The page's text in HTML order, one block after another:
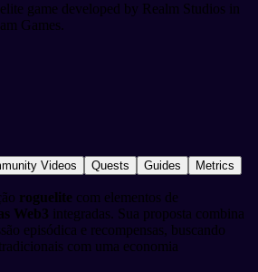
game developed by Realm Studios in
Games.
Videos Quests Guides Metrics
roguelite com elementos de
Web3 integradas. Sua proposta combina
episódica e recompensas, buscando
com uma economia